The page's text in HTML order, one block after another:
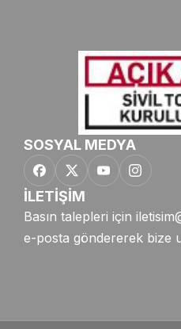
SOSYAL MEDYA
İLETİŞİM
Basın talepleri için
e-posta göndererek bize